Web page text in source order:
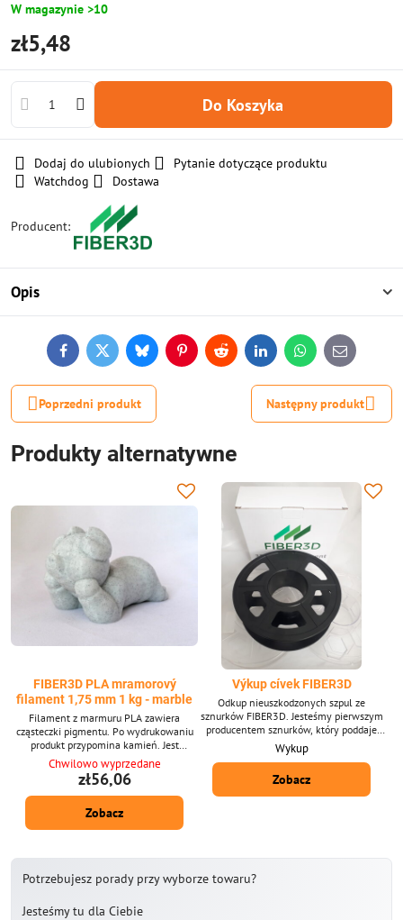
W magazynie >10
zł5,48
Do Koszyka
Dodaj do ulubionych
Pytanie dotyczące produktu
Watchdog
Dostawa
Producent:
Opis
FacebookTwitterBlueskyPinterestReddit LinkedInWhatsApp
E-
mail
Poprzedni produkt Następny produkt
Produkty alternatywne
FIBER3D PLA mramorový
filament 1,75 mm 1 kg - marble
Filament z marmuru PLA zawiera
cząsteczki pigmentu. Po wydrukowaniu
produkt przypomina kamień. Jest
materiałem przyjaznym dla środowiska.
Nietoksyczny i bezpieczny. Średnica
filamentu: 1,75 mm ± 0,02 mm.
Opakowanie 1 kg - zawiera ok. 390 m
sznurka o średnicy 1,75 mm.
Chwilowo wyprzedane
zł56,06
Zobacz
Výkup cívek FIBER3D
Odkup nieuszkodzonych szpul ze
sznurków FIBER3D. Jesteśmy pierwszym
producentem sznurków, który poddaje
recyklingowi szpule i pudełka z
filamentem, a kupujemy je od 2020
Wykup
Zobacz
Potrzebujesz porady przy wyborze towaru?
Jesteśmy tu dla Ciebie